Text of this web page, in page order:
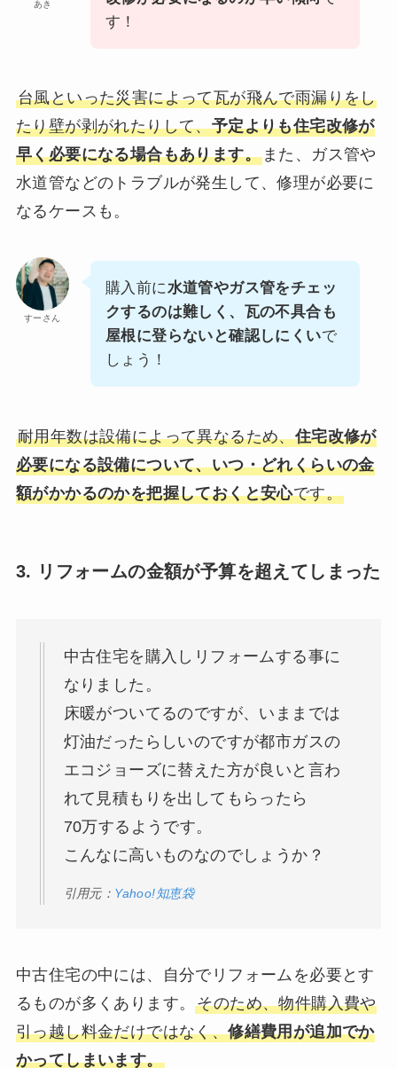
あき
す！
台風といった災害によって瓦が飛んで雨漏りをし
たり壁が剥がれたりして、予定よりも住宅改修が
早く必要になる場合もあります。また、ガス管や
水道管などのトラブルが発生して、修理が必要に
なるケースも。
すーさん
購入前に水道管やガス管をチェッ
クするのは難しく、瓦の不具合も
屋根に登らないと確認しにくいで
しょう！
耐用年数は設備によって異なるため、住宅改修が
必要になる設備について、いつ・どれくらいの金
額がかかるのかを把握しておくと安心です。
3. リフォームの金額が予算を超えてしまった
中古住宅を購入しリフォームする事に
なりました。
床暖がついてるのですが、いままでは
灯油だったらしいのですが都市ガスの
エコジョーズに替えた方が良いと言わ
れて見積もりを出してもらったら
70万するようです。
こんなに高いものなのでしょうか？
引用元： Yahoo!知恵袋
中古住宅の中には、自分でリフォームを必要とす
るものが多くあります。そのため、物件購入費や
引っ越し料金だけではなく、修繕費用が追加でか
かってしまいます。